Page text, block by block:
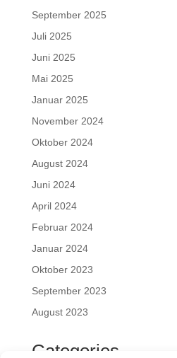
September 2025
Juli 2025
Juni 2025
Mai 2025
Januar 2025
November 2024
Oktober 2024
August 2024
Juni 2024
April 2024
Februar 2024
Januar 2024
Oktober 2023
September 2023
August 2023
Categories